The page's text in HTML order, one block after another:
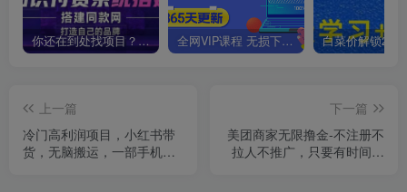
你还在到处找项目？还在当韭菜？我靠卖项目一个月收入5万+，曾经我也是个失败者。 全网VIP课程 无损下载~
上一篇
冷门高利润项目，小红书带
货，无脑搬运，一部手机实
下一篇
美团商家无限撸金-不注册不
拉人不推广，只要有时间一